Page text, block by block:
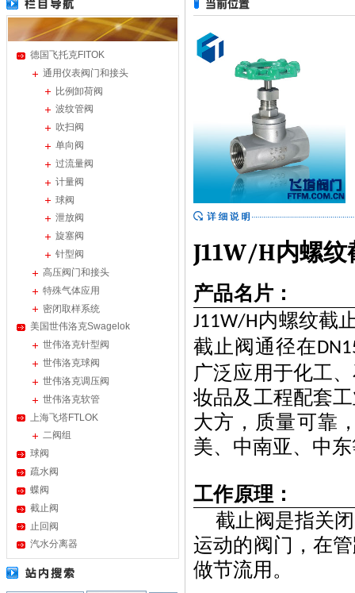
德国飞托克FITOK
通用仪表阀门和接头
比例卸荷阀
波纹管阀
吹扫阀
单向阀
过流量阀
计量阀
球阀
泄放阀
旋塞阀
针型阀
高压阀门和接头
特殊气体应用
密闭取样系统
美国世伟洛克Swagelok
世伟洛克针型阀
世伟洛克球阀
世伟洛克调压阀
世伟洛克软管
上海飞塔FTLOK
二阀组
球阀
疏水阀
蝶阀
截止阀
止回阀
汽水分离器
J11W/H内螺纹
产品名片：
J11W/H 内螺纹截
截止阀通径在
广泛应用于化工
妆品及工程配套
大方，质量可靠
美、中南亚、中
工作原理：
截止阀是指关
运动的阀门，在
做节流用。